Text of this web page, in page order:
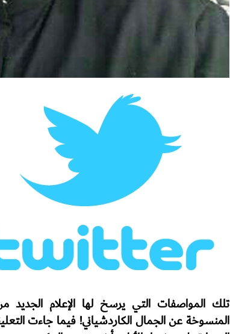
تلك المواصفات التي يرسخ لها الإعلام
المنسوخة عن الجمال الكاردشياني! فيما جاءت